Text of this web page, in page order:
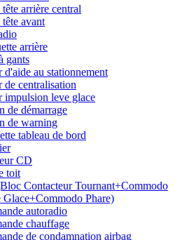
arrière central
avant
arrière
gants
d'aide au stationnement
de centralisation
impulsion leve glace
de démarrage
de warning
tableau de bord
CD
toit
Contacteur Tournant+Commodo
Glace+Commodo Phare)
autoradio
chauffage
de condamnation airbag